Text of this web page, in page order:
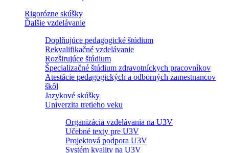
Rigorózne skúšky
Ďalšie vzdelávanie
Doplňujúce pedagogické štúdium
Rekvalifikačné vzdelávanie
Rozširujúce štúdium
Špecializačné štúdium zdravotníckych pracovníkov
Atestácie pedagogických a odborných zamestnancov
škôl
Jazykové skúšky
Univerzita tretieho veku
Organizácia vzdelávania na U3V
Učebné texty pre U3V
Projektová podpora U3V
Systém kvality na U3V